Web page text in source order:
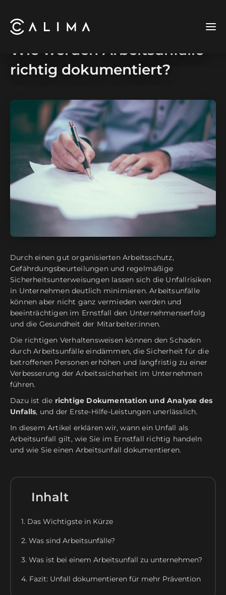
Wie werden Arbeitsunfälle
richtig dokumentiert?
Durch einen gut organisierten Arbeitsschutz,
Gefährdungsbeurteilungen und regelmäßige
Sicherheitsunterweisungen lassen sich die Unfallrisiken
in Unternehmen deutlich minimieren. Arbeitsunfälle
können aber nicht ganz vermieden werden und
beeinträchtigen im Ernstfall den Unternehmenserfolg
und die Gesundheit der Mitarbeiter:innen.
Die richtigen Verhaltensweisen können den Schaden
durch Arbeitsunfälle eindämmen, die Sicherheit für die
betroffenen Personen erhöhen und langfristig zu einer
Verbesserung der Arbeitssicherheit im Unternehmen
führen.
Dazu ist die richtige Dokumentation und Analyse des
Unfalls, und der Erste-Hilfe-Leistungen unerlässlich.
In diesem Artikel erklären wir, wann ein Unfall als
Arbeitsunfall gilt, wie Sie im Ernstfall richtig handeln
und wie Sie einen Arbeitsunfall dokumentieren.
Inhalt
1. Das Wichtigste in Kürze
2. Was sind Arbeitsunfälle?
3. Was ist bei einem Arbeitsunfall zu unternehmen?
4. Fazit: Unfall dokumentieren für mehr Prävention